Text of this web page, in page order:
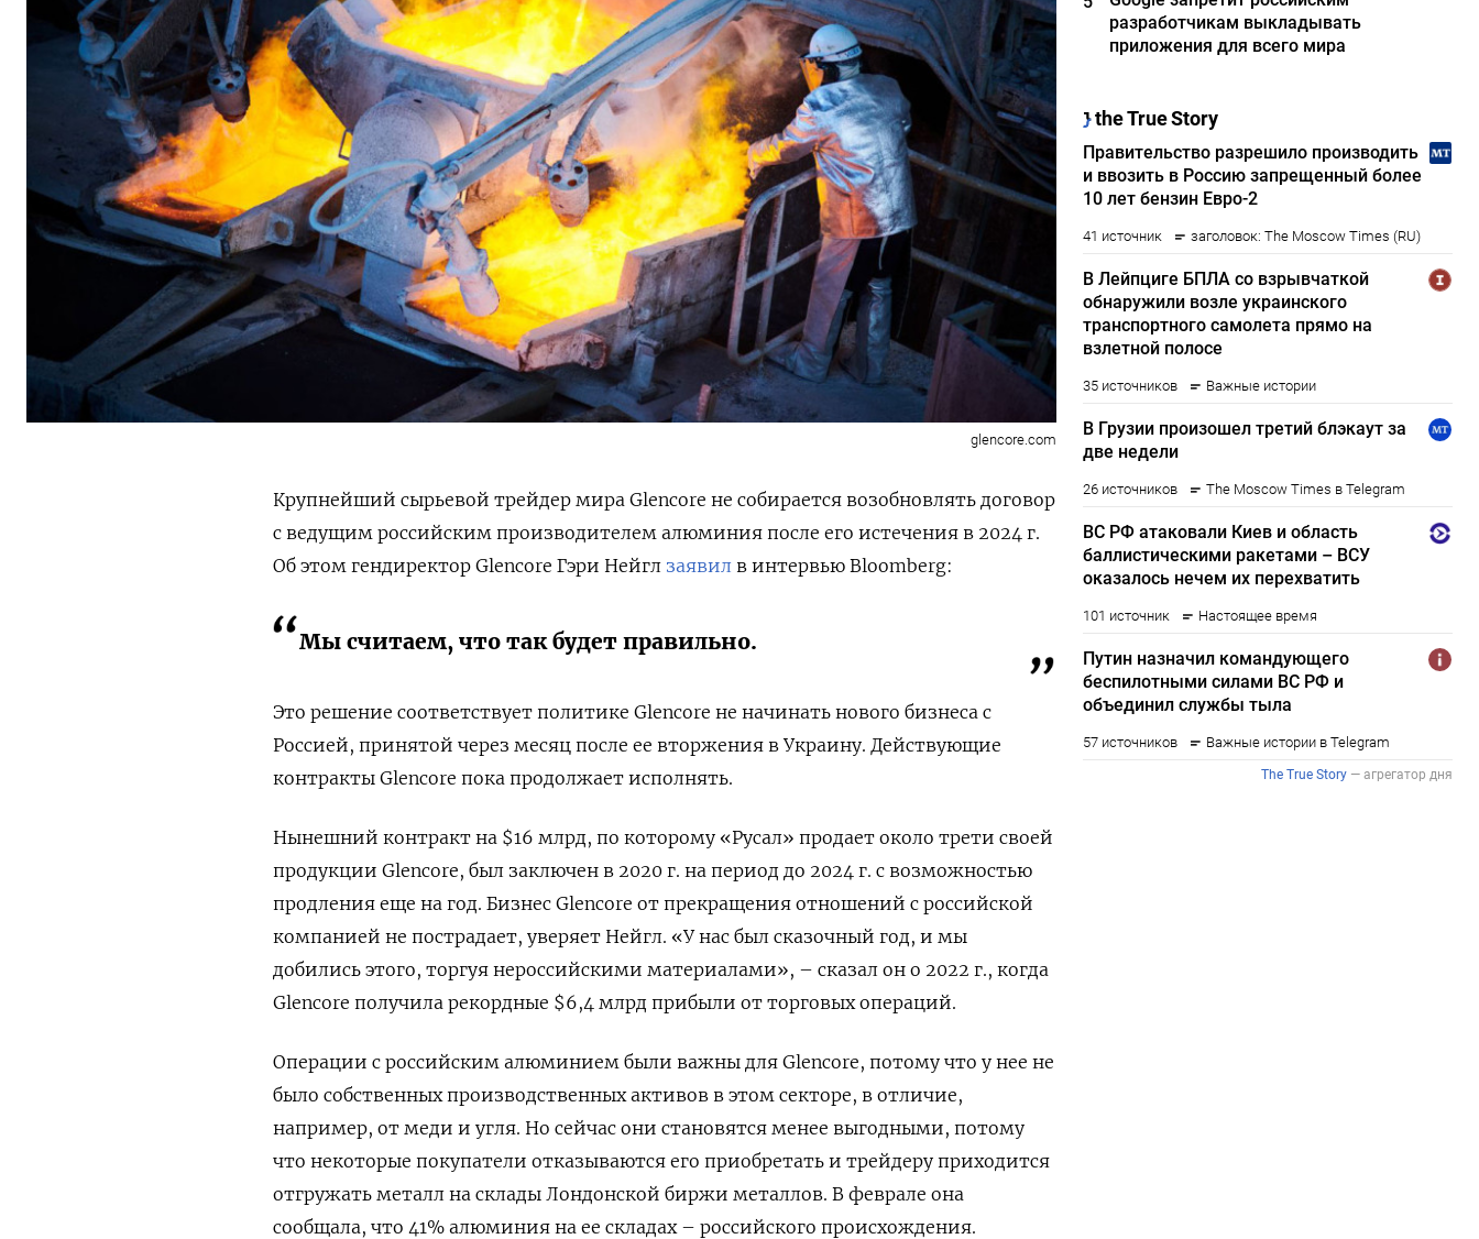
glencore.com
Крупнейший сырьевой трейдер мира Glencore не собирается возобновлять договор
с ведущим российским производителем алюминия после его истечения в 2024 г.
Об этом гендиректор Glencore Гэри Нейгл заявил в интервью Bloomberg:
Мы считаем, что так будет правильно.
Это решение соответствует политике Glencore не начинать нового бизнеса с
Россией, принятой через месяц после ее вторжения в Украину. Действующие
контракты Glencore пока продолжает исполнять.
Нынешний контракт на $16 млрд, по которому «Русал» продает около трети своей
продукции Glencore, был заключен в 2020 г. на период до 2024 г. с возможностью
продления еще на год. Бизнес Glencore от прекращения отношений с российской
компанией не пострадает, уверяет Нейгл. «У нас был сказочный год, и мы
добились этого, торгуя нероссийскими материалами», – сказал он о 2022 г., когда
Glencore получила рекордные $6,4 млрд прибыли от торговых операций.
Операции с российским алюминием были важны для Glencore, потому что у нее не
было собственных производственных активов в этом секторе, в отличие,
например, от меди и угля. Но сейчас они становятся менее выгодными, потому
что некоторые покупатели отказываются его приобретать и трейдеру приходится
отгружать металл на склады Лондонской биржи металлов. В феврале она
сообщала, что 41% алюминия на ее складах – российского происхождения.
разработчикам выкладывать
приложения для всего мира